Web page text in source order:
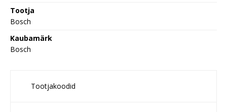
Tootja
Bosch
Kaubamärk
Bosch
Tootjakoodid